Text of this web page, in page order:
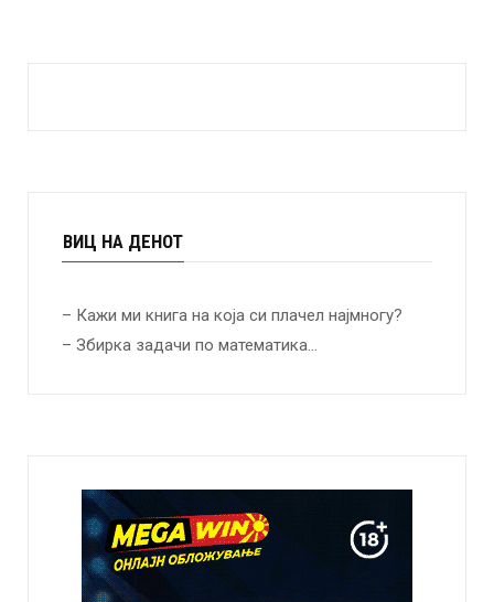
ВИЦ НА ДЕНОТ
– Кажи ми книга на која си плачел најмногу?
– Збирка задачи по математика…